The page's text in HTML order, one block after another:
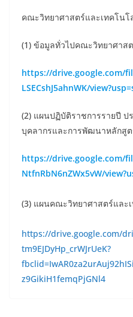
คณะวิทยาศาสตร์และเทคโน
(1) ข้อมูลทั่วไปคณะวิทยาศาส
https://drive.google.com/
LSECshJ5ahnWK/
(2) แผนปฏิบัติราชการรายปี
บุคลากรและการพัฒนาหลักสู
https://drive.google.com/
NtfnRbN6nZWx5vW/
(3) แผนคณะวิทยาศาสตร์และ
https://drive.google.com/
tm9EJDyHp_crWJrUeK?
z9GikiH1femqPjGNl4